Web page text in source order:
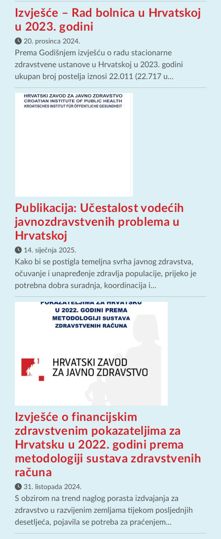
Izvješće – Rad bolnica u Hrvatskoj
u 2023. godini
20. prosinca 2024.
Prema Godišnjem izvješću o radu stacionarne
zdravstvene ustanove u Hrvatskoj u 2023. godini
ukupan broj postelja iznosi 22.011 (22.717 u...
Publikacija: Učestalost vodećih
javnozdravstvenih problema u
Hrvatskoj
14. siječnja 2025.
Kako bi se postigla temeljna svrha javnog zdravstva,
očuvanje i unapređenje zdravlja populacije, prijeko je
potrebna dobra suradnja, koordinacija i...
Izvješće o financijskim
zdravstvenim pokazateljima za
Hrvatsku u 2022. godini prema
metodologiji sustava zdravstvenih
računa
31. listopada 2024.
S obzirom na trend naglog porasta izdvajanja za
zdravstvo u razvijenim zemljama tijekom posljednjih
desetljeća, pojavila se potreba za praćenjem...